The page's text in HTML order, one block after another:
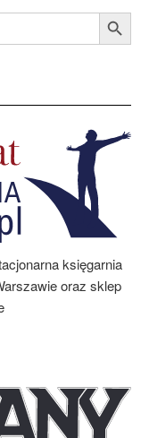
Search Button
księgarnia
oraz sklep